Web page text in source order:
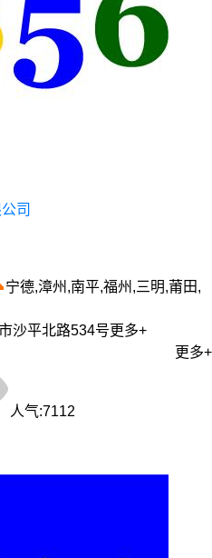
司
宁德,漳州,南平,福州,三明,莆田,
沙平北路534号更多+
更多+
人气:7112